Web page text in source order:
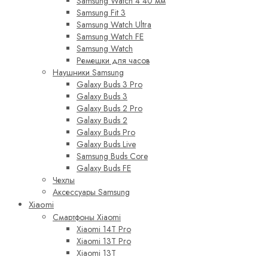
Samsung Fit 3
Samsung Watch Ultra
Samsung Watch FE
Samsung Watch
Ремешки для часов
Наушники Samsung
Galaxy Buds 3 Pro
Galaxy Buds 3
Galaxy Buds 2 Pro
Galaxy Buds 2
Galaxy Buds Pro
Galaxy Buds Live
Samsung Buds Core
Galaxy Buds FE
Чехлы
Аксессуары Samsung
Xiaomi
Смартфоны Xiaomi
Xiaomi 14T Pro
Xiaomi 13T Pro
Xiaomi 13T